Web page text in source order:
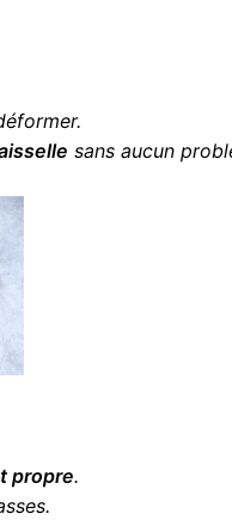
sans aucun
propre.